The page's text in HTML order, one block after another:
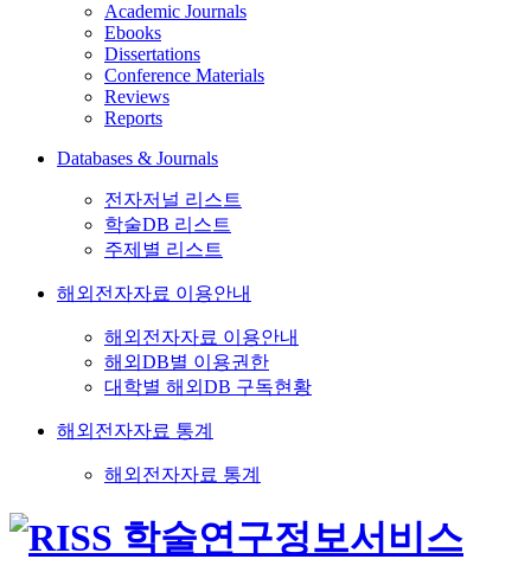
Academic Journals
Ebooks
Dissertations
Conference Materials
Reviews
Reports
Databases & Journals
전자저널 리스트
학술DB 리스트
주제별 리스트
해외전자자료 이용안내
해외전자자료 이용안내
해외DB별 이용권한
대학별 해외DB 구독현황
해외전자자료 통계
해외전자자료 통계